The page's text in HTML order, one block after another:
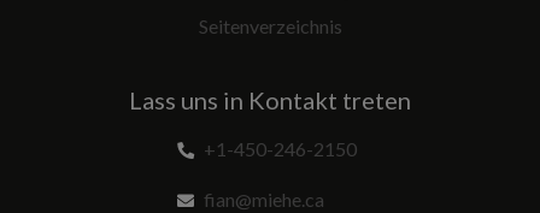
Seitenverzeichnis
Lass uns in Kontakt treten
+1-450-246-2150
fian@miehe.ca